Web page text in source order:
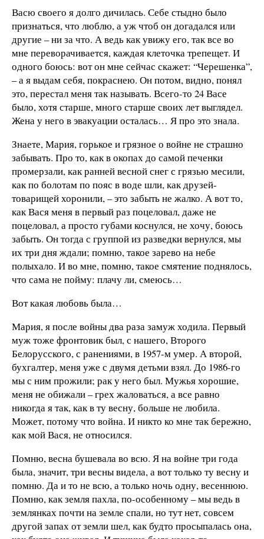
Васю своего я долго дичилась. Себе стыдно было
признаться, что люблю, а уж чтоб он догадался или
другие – ни за что. А ведь как увижу его, так все во
мне переворачивается, каждая клеточка трепещет. И
одного боюсь: вот он мне сейчас скажет: “Черешенка”,
– а я выдам себя, покраснею. Он потом, видно, понял
это, перестал меня так называть. Всего-то 24 Васе
было, хотя старше, много старше своих лет выглядел.
Жена у него в эвакуации осталась… Я про это знала.
Знаете, Мария, горькое и грязное о войне не страшно
забывать. Про то, как в окопах до самой печенки
промерзали, как ранней весной снег с грязью месили,
как по болотам по пояс в воде шли, как друзей-
товарищей хоронили, – это забыть не жалко. А вот то,
как Вася меня в первый раз поцеловал, даже не
поцеловал, а просто губами коснулся, не хочу, боюсь
забыть. Он тогда с группой из разведки вернулся, мы
их три дня ждали; помню, такое зарево на небе
полыхало. И во мне, помню, такое смятение поднялось,
что сама не пойму: плачу ли, смеюсь…
Вот какая любовь была…
Мария, я после войны два раза замуж ходила. Первый
муж тоже фронтовик был, с нашего, Второго
Белорусского, с ранениями, в 1957-м умер. А второй,
бухгалтер, меня уже с двумя детьми взял. До 1986-го
мы с ним прожили; рак у него был. Мужья хорошие,
меня не обижали – грех жаловаться, а все равно
никогда я так, как в ту весну, больше не любила.
Может, потому что война. И никто ко мне так бережно,
как мой Вася, не относился.
Помню, весна бушевала во всю. Я на войне три года
была, значит, три весны видела, а вот только ту весну и
помню. Да и то не всю, а только ночь одну, весеннюю.
Помню, как земля пахла, по-особенному – мы ведь в
землянках почти на земле спали, но тут нет, совсем
другой запах от земли шел, как будто просыпалась она,